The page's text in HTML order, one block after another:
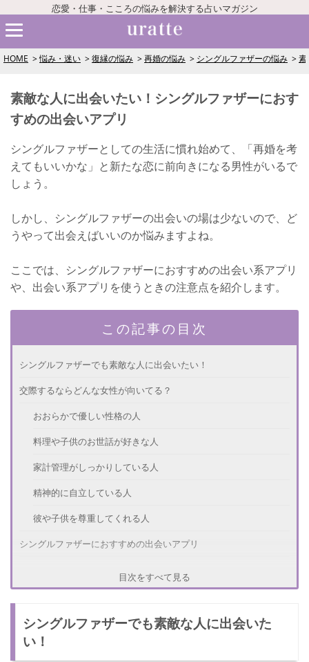
恋愛・仕事・こころの悩みを解決する占いマガジン
HOME 悩み・迷い 復縁の悩み 再婚の悩み シングルファザーの悩み 素
素敵な人に出会いたい！シングルファザーにおす
すめの出会いアプリ
シングルファザーとしての生活に慣れ始めて、「再婚を考
えてもいいかな」と新たな恋に前向きになる男性がいるで
しょう。
しかし、シングルファザーの出会いの場は少ないので、ど
うやって出会えばいいのか悩みますよね。
ここでは、シングルファザーにおすすめの出会い系アプリ
や、出会い系アプリを使うときの注意点を紹介します。
この記事の目次
シングルファザーでも素敵な人に出会いたい！
交際するならどんな女性が向いてる？
おおらかで優しい性格の人
料理や子供のお世話が好きな人
家計管理がしっかりしている人
精神的に自立している人
彼や子供を尊重してくれる人
シングルファザーにおすすめの出会いアプリ
おすすめの出会いアプリ③ マリッシュ(marrish)
出会いアプリの注意点とは？
目次をすべて見る
シングルファザーでも素敵な人に出会いた
い！